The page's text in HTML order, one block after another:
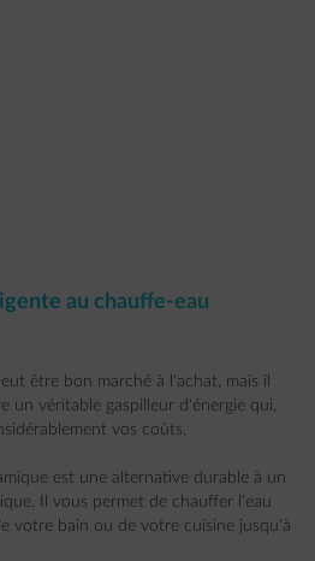
au chauffe-eau
être bon marché à l'achat, mais il
un véritable gaspilleur d'énergie qui,
vos coûts.
est une alternative durable à un
Il vous permet de chauffer l'eau
votre bain ou de votre cuisine jusqu'à